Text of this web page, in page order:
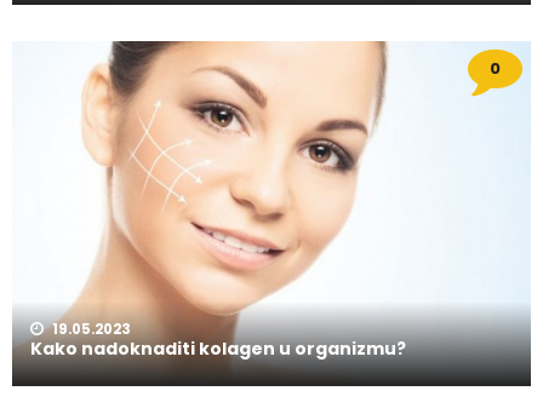
0
19.05.2023
Kako nadoknaditi kolagen u organizmu?